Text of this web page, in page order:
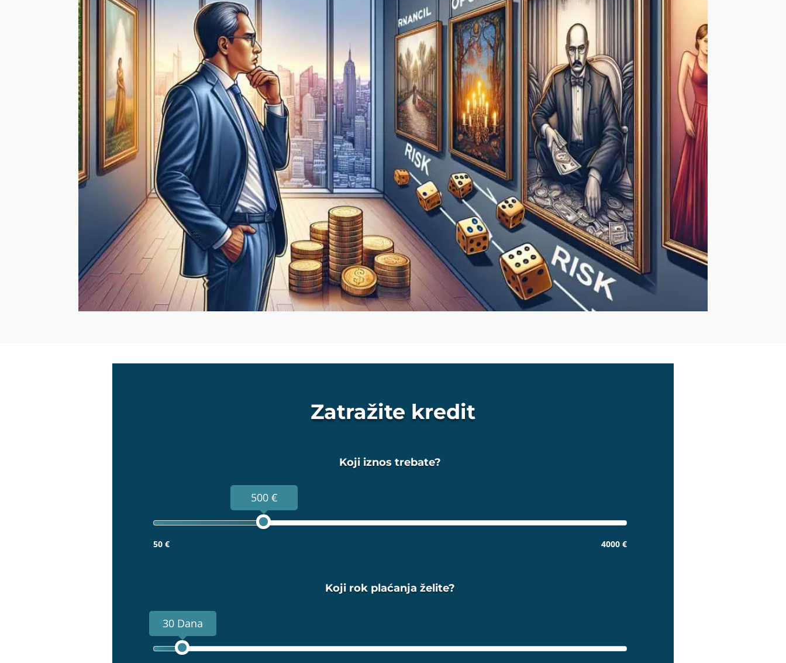
Zatražite kredit
Koji iznos trebate?
500 €
50 € 4000 €
Koji rok plaćanja želite?
30 Dana